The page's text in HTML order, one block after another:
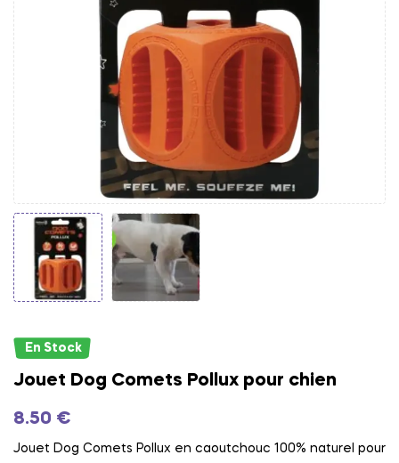
En Stock
Jouet Dog Comets Pollux pour chien
8.50 €
Jouet Dog Comets Pollux en caoutchouc 100% naturel pour